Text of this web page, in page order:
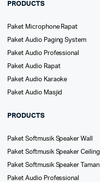
PRODUCTS
Paket Microphone Rapat
Paket Audio Paging System
Paket Audio Professional
Paket Audio Rapat
Paket Audio Karaoke
Paket Audio Masjid
PRODUCTS
Paket Softmusik Speaker Wall
Paket Softmusik Speaker Ceiling
Paket Softmusik Speaker Taman
Paket Audio Professional